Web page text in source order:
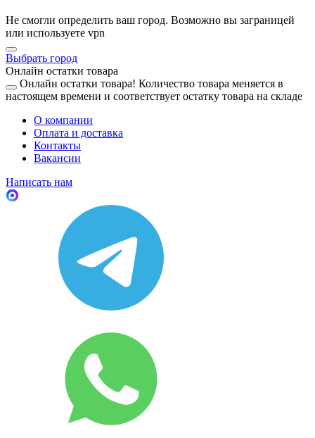
Не смогли определить ваш город. Возможно вы заграницей
или используете vpn
Выбрать город
Онлайн остатки товара
Онлайн остатки товара! Количество товара меняется в
настоящем времени и соответствует остатку товара на складе
О компании
Оплата и доставка
Контакты
Вакансии
Написать нам